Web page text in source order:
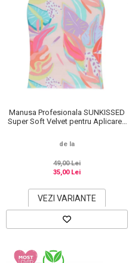
Manusa Profesionala SUNKISSED
Super Soft Velvet pentru Aplicarea
de la
49,00 Lei
35,00 Lei
VEZI VARIANTE